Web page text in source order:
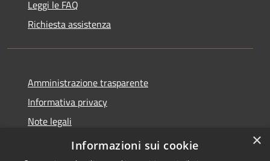
Leggi le FAQ
Richiesta assistenza
Amministrazione trasparente
Informativa privacy
Note legali
Dichiarazione di accessibilità
×
Informazioni sui cookie